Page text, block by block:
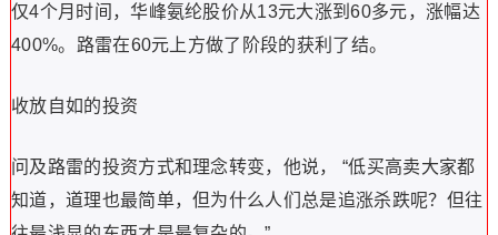
仅4个月时间，华峰氨纶股价从13元大涨到60多元，涨幅达
400%。路雷在60元上方做了阶段的获利了结。
收放自如的投资
问及路雷的投资方式和理念转变，他说， “低买高卖大家都
知道，道理也最简单，但为什么人们总是追涨杀跌呢？但往